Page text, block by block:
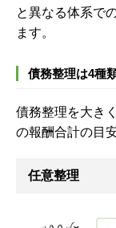
と異なる体系で
ます。
債務整理は4種
債務整理を大き
の報酬合計の目
任意整理